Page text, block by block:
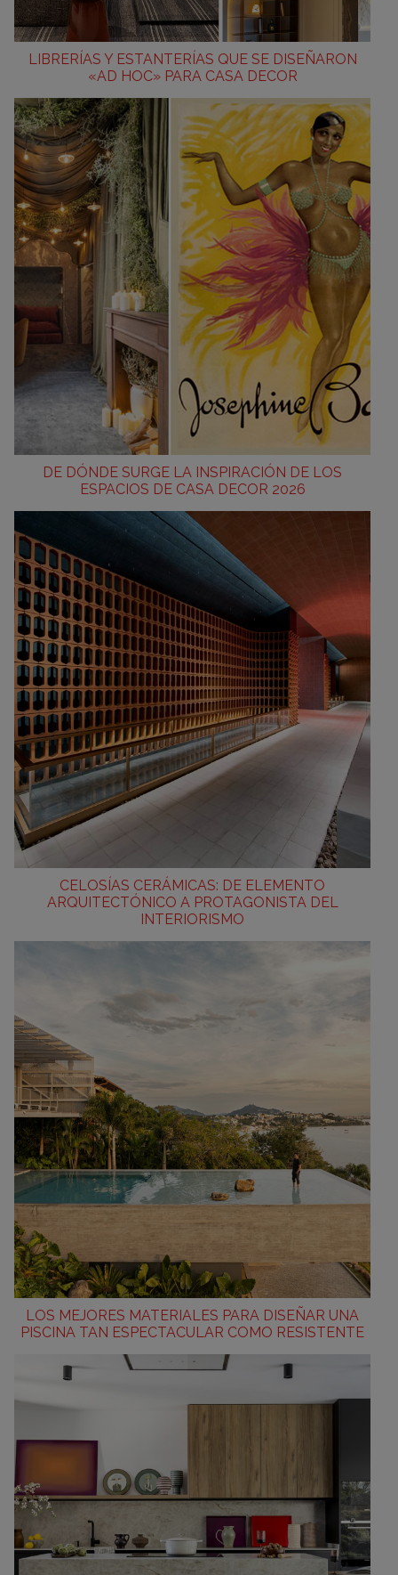
LIBRERÍAS Y ESTANTERÍAS QUE SE DISEÑARON
«AD HOC» PARA CASA DECOR
DE DÓNDE SURGE LA INSPIRACIÓN DE LOS
ESPACIOS DE CASA DECOR 2026
CELOSÍAS CERÁMICAS: DE ELEMENTO
ARQUITECTÓNICO A PROTAGONISTA DEL
INTERIORISMO
LOS MEJORES MATERIALES PARA DISEÑAR UNA
PISCINA TAN ESPECTACULAR COMO RESISTENTE